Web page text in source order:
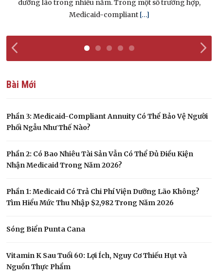
dưỡng lão trong nhiều năm. Trong một số trường hợp,
Medicaid-compliant […]
Bài Mới
Phần 3: Medicaid-Compliant Annuity Có Thể Bảo Vệ Người
Phối Ngẫu Như Thế Nào?
Phần 2: Có Bao Nhiêu Tài Sản Vẫn Có Thể Đủ Điều Kiện
Nhận Medicaid Trong Năm 2026?
Phần 1: Medicaid Có Trả Chi Phí Viện Dưỡng Lão Không?
Tìm Hiểu Mức Thu Nhập $2,982 Trong Năm 2026
Sóng Biển Punta Cana
Vitamin K Sau Tuổi 60: Lợi Ích, Nguy Cơ Thiếu Hụt và
Nguồn Thực Phẩm